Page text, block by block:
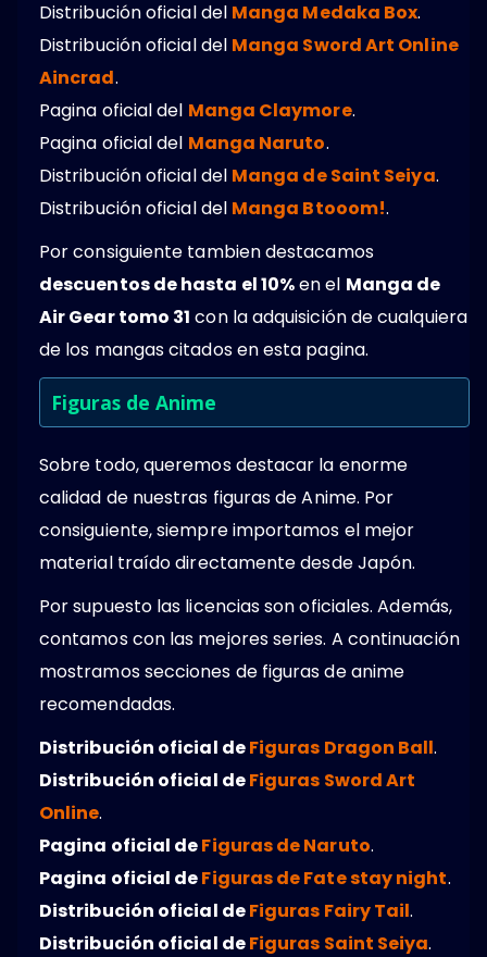
Distribución oficial del Manga Medaka Box.
Distribución oficial del Manga Sword Art Online
Aincrad.
Pagina oficial del Manga Claymore.
Pagina oficial del Manga Naruto.
Distribución oficial del Manga de Saint Seiya.
Distribución oficial del Manga Btooom!.
Por consiguiente tambien destacamos
descuentos de hasta el 10%en el Manga de
Air Gear tomo 31 con la adquisición de cualquiera
de los mangas citados en esta pagina.
Figuras de Anime
Sobre todo, queremos destacar la enorme
calidad de nuestras figuras de Anime. Por
consiguiente, siempre importamos el mejor
material traído directamente desde Japón.
Por supuesto las licencias son oficiales. Además,
contamos con las mejores series. A continuación
mostramos secciones de figuras de anime
recomendadas.
Distribución oficial deFiguras Dragon Ball.
Distribución oficial deFiguras Sword Art
Online.
Pagina oficial deFiguras de Naruto.
Pagina oficial deFiguras de Fate stay night.
Distribución oficial deFiguras Fairy Tail.
Distribución oficial deFiguras Saint Seiya.